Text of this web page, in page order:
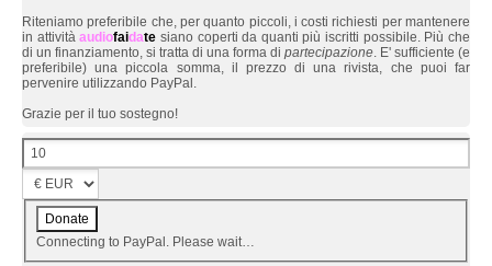
Riteniamo preferibile che, per quanto piccoli, i costi richiesti per mantenere
in attivitàaudiofaidate siano coperti da quanti più iscritti possibile. Più che
di un finanziamento, si tratta di una forma di partecipazione. E' sufficiente (e
preferibile) una piccola somma, il prezzo di una rivista, che puoi far
pervenire utilizzando PayPal.
Grazie per il tuo sostegno!
Connecting to PayPal. Please wait…